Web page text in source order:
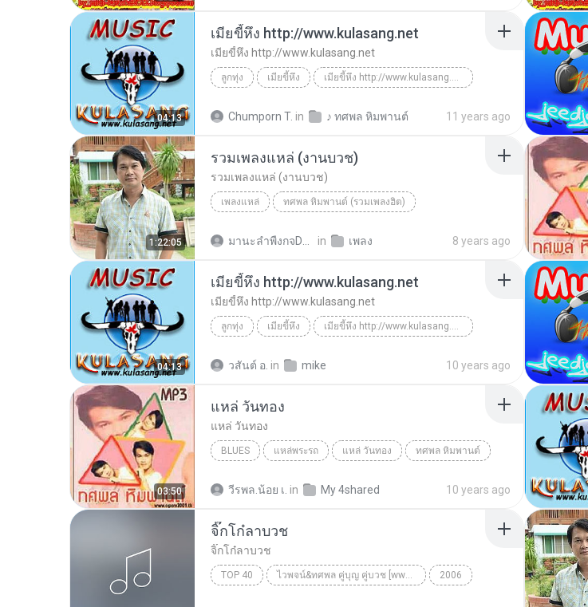
04:13
เมียขี้หึง http://www.kulasang.net
เมียขี้หึง http://www.kulasang.net
ลูกทุ่ง เมียขี้หึง เมียขี้หึง http://www.kulasang.net
Chumporn T. in ♪ ทศพล หิมพานต์ 11 years ago
1:22:05
รวมเพลงแหล่ (งานบวช)
รวมเพลงแหล่ (งานบวช)
เพลงแหล่ ทศพล หิมพานต์ (รวมเพลงฮิต)
in เพลง 8 years ago
04:13
เมียขี้หึง http://www.kulasang.net
เมียขี้หึง http://www.kulasang.net
ลูกทุ่ง เมียขี้หึง เมียขี้หึง http://www.kulasang.net
วสันต์ อ. in mike 10 years ago
03:50
แหล่ วันทอง
แหล่ วันทอง
BLUES แหล่พระรถ แหล่ วันทอง ทศพล หิมพานต์
วีรพล.น้อย เ. in My 4shared 10 years ago
จิ๊กโก๋ลาบวช
จิ๊กโก๋ลาบวช
TOP 40 ไวพจน์&ทศพล คู่บุญ คู่บวช [www.olozmp3.net] 2006